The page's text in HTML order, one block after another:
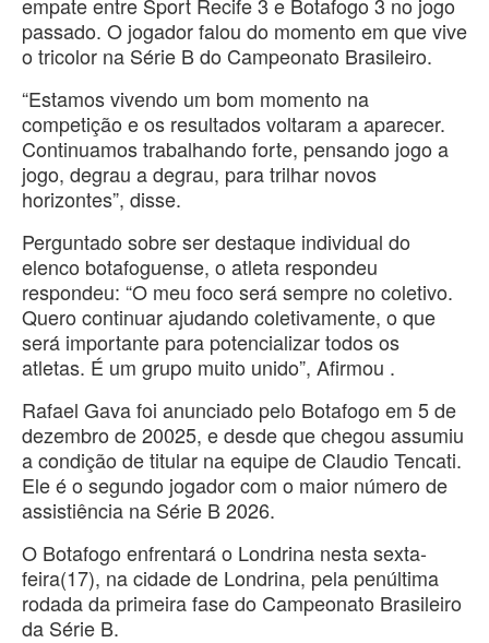
passado. O jogador falou do momento em que vive
o tricolor na Série B do Campeonato Brasileiro.
“Estamos vivendo um bom momento na
competição e os resultados voltaram a aparecer.
Continuamos trabalhando forte, pensando jogo a
jogo, degrau a degrau, para trilhar novos
horizontes”, disse.
Perguntado sobre ser destaque individual do
elenco botafoguense, o atleta respondeu
respondeu: “O meu foco será sempre no coletivo.
Quero continuar ajudando coletivamente, o que
será importante para potencializar todos os
atletas. É um grupo muito unido”, Afirmou .
Rafael Gava foi anunciado pelo Botafogo em 5 de
dezembro de 20025, e desde que chegou assumiu
a condição de titular na equipe de Claudio Tencati.
Ele é o segundo jogador com o maior número de
assistiência na Série B 2026.
O Botafogo enfrentará o Londrina nesta sexta-
feira(17), na cidade de Londrina, pela penúltima
rodada da primeira fase do Campeonato Brasileiro
da Série B.